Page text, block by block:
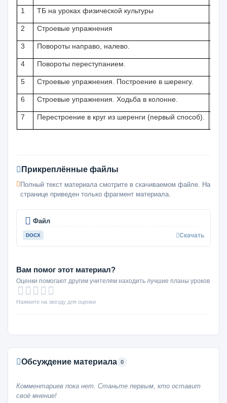
1 ТБ на уроках физической культуры
2 Строевые упражнения
3 Повороты направо, налево.
4 Повороты переступанием.
5 Строевые упражнения. Построение в шеренгу.
6 Строевые упражнения. Ходьба в колонне.
7 Перестроение в круг из шеренги (первыйспособ).
Прикреплённые файлы
Полный текст материала смотрите в скачиваемом файле. На
странице приведен только фрагмент материала.
Файл
DOCX Скачать
Вам помог этот материал?
Оценки помогают другим учителям находить лучшие планы уроков
Нажмите на звезду для оценки
Обсуждение материала 0
Комментариев пока нет. Станьте первым, кто оставит
своё мнение!